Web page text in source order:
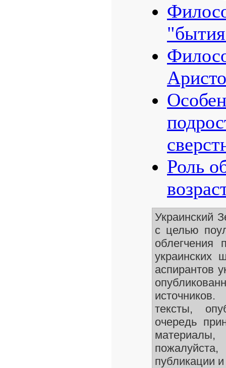
Роль
Украинский
с целью
облегчения
украинских
аспирантов
тексты,
очередь
публикации